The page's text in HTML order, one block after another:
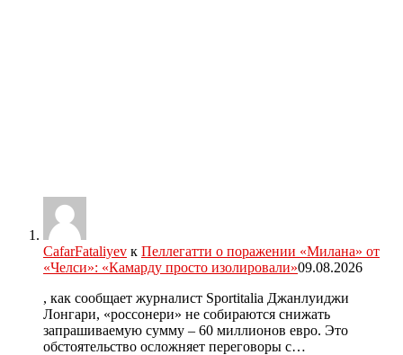
CafarFataliyev к Пеллегатти о поражении «Милана» от
«Челси»: «Камарду просто изолировали»09.08.2026
, как сообщает журналист Sportitalia Джанлуиджи
Лонгари, «россонери» не собираются снижать
запрашиваемую сумму – 60 миллионов евро. Это
обстоятельство осложняет переговоры с…